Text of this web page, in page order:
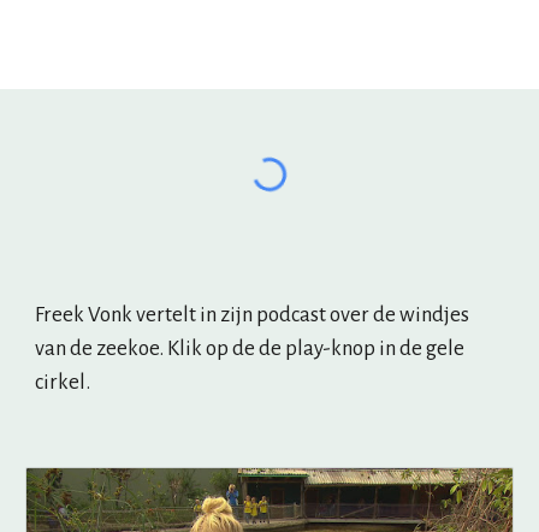
Freek Vonk vertelt in zijn podcast over de windjes
van de zeekoe. Klik op de de play-knop in de gele
cirkel.